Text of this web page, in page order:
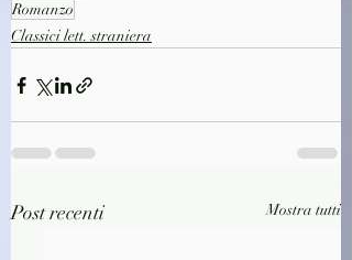
Romanzo
Classici lett. straniera
Post recenti Mostra tutti